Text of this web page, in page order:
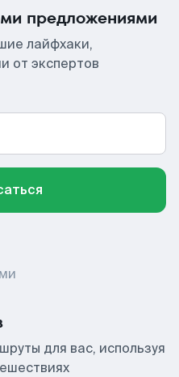
предложениями
лайфхаки,
от экспертов
для вас, используя